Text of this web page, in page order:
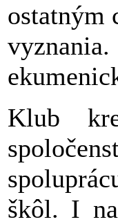
ostatným
Klub
škôl. I